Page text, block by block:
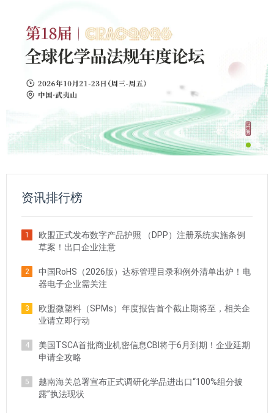
资讯排行榜
1
欧盟正式发布数字产品护照 （DPP）注册系统实施条例
草案！出口企业注意
2
中国RoHS（2026版）达标管理目录和例外清单出炉！电
器电子企业需关注
3
欧盟微塑料（SPMs）年度报告首个截止期将至，相关企
业请立即行动
4
美国TSCA首批商业机密信息CBI将于6月到期！企业延期
申请全攻略
5
越南海关总署宣布正式调研化学品进出口“100%组分披
露”执法现状